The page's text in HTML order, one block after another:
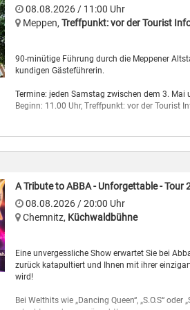
Kerstin Brätschs Praxis ist darauf ausgelegt,
sie bisher mit Künstler*innen oder
weiterzuentwickeln.
08.08.2026 / 11:00 Uhr
Meppen, Treffpunkt: vor der Tourist
90-minütige Führung durch die Meppener
kundigen Gästeführerin.
Termine: jeden Samstag zwischen dem 3. Mai
Beginn: 11.00 Uhr, Treffpunkt: vor der Tourist
A Tribute to ABBA - Unforgettable - Tour
08.08.2026 / 20:00 Uhr
Chemnitz, Küchwaldbühne
Eine unvergessliche Show erwartet Sie bei
zurück katapultiert und Ihnen mit ihrer
wird!
Bei Welthits wie „Dancing Queen“, „S.O.S“